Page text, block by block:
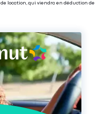
location, qui viendra en déduction de